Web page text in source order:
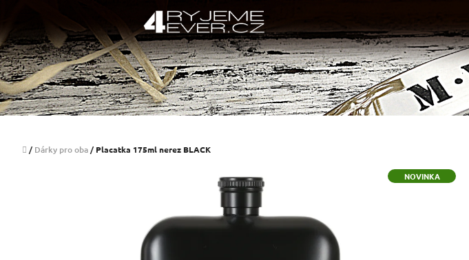
obsah
Domů
/ Dárky pro oba/ Placatka 175ml nerez BLACK
NOVINKA